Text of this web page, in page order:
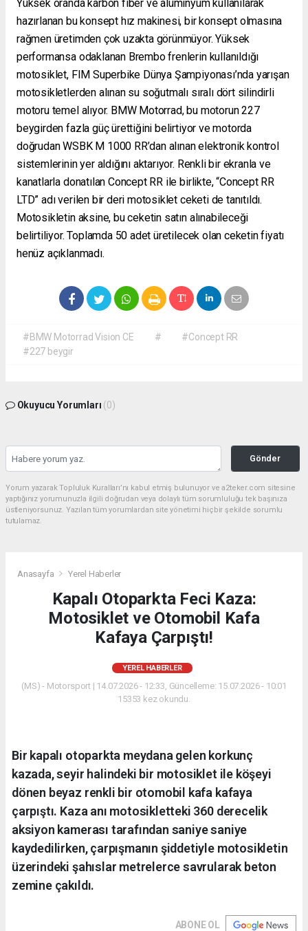
Yüksek oranda karbon fiber ve alüminyum kullanılarak
hazırlanan bu konsept hız makinesi, bir konsept olmasına
rağmen üretimden çok uzakta görünmüyor. Yüksek
performansa odaklanan Brembo frenlerin kullanıldığı
motosiklet, FIM Superbike Dünya Şampiyonası’nda yarışan
motosikletlerden alınan su soğutmalı sıralı dört silindirli
motoru temel alıyor. BMW Motorrad, bu motorun 227
beygirden fazla güç ürettiğini belirtiyor ve motorda
doğrudan WSBK M 1000 RR’dan alınan elektronik kontrol
sistemlerinin yer aldığını aktarıyor. Renkli bir ekranla ve
kanatlarla donatılan Concept RR ile birlikte, “Concept RR
LTD” adı verilen bir deri motosiklet ceketi de tanıtıldı.
Motosikletin aksine, bu ceketin satın alınabileceği
belirtiliyor. Toplamda 50 adet üretilecek olan ceketin fiyatı
henüz açıklanmadı.
#BMW Motorrad Vision CE #
#Concept RR
#227 beygir
Okuyucu Yorumları (0)
Gönder
Yorum yazarak Topluluk Kuralları’nı kabul etmiş bulunuyor ve a2teker.com sitesine
yaptığınız yorumunuzla ilgili doğrudan veya dolaylı tüm sorumluluğu tek başınıza
üstleniyorsunuz. Yazılan tüm yorumlardan site yönetimi hiçbir şekilde sorumlu
tutulamaz.
Anasayfa Yerel Haberler
Kapalı Otoparkta Feci Kaza:
Motosiklet ve Otomobil Kafa
Kafaya Çarpıştı!
YEREL HABERLER
(MS) - Motorsport | 14.07.2026 - 12:33, Güncelleme: 15.07.2026 - 10:01
15353 kez okundu.
Bir kapalı otoparkta meydana gelen korkunç
kazada, seyir halindeki bir motosiklet ile köşeyi
dönen beyaz renkli bir otomobil kafa kafaya
çarpıştı. Kaza anı motosikletteki 360 derecelik
aksiyon kamerası tarafından saniye saniye
kaydedilirken, çarpışmanın şiddetiyle motosikletin
üzerindeki şahıslar metrelerce savrularak beton
zemine çakıldı.
ABONE OL